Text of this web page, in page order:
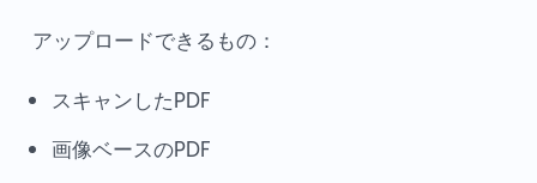
アップロードできるもの：
スキャンしたPDF
画像ベースのPDF